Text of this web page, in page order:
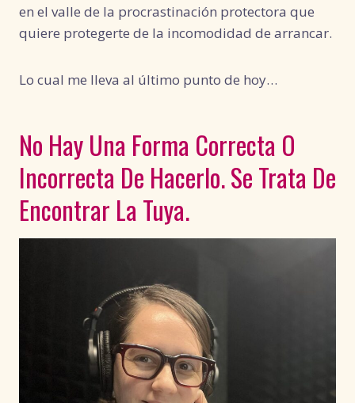
en el valle de la procrastinación protectora que
quiere protegerte de la incomodidad de arrancar.
Lo cual me lleva al último punto de hoy…
No Hay Una Forma Correcta O
Incorrecta De Hacerlo. Se Trata De
Encontrar La Tuya.